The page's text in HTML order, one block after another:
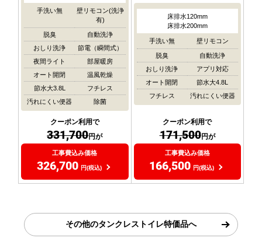
手洗い無
壁リモコン(洗浄
有)
脱臭
自動洗浄
おしり洗浄
節電（瞬間式）
夜間ライト
部屋暖房
オート開閉
温風乾燥
節水大3.8L
フチレス
汚れにくい便器
除菌
クーポン利用で
331,700円が
工事費込み価格
326,700 円(税込)
床排水120mm
床排水200mm
手洗い無 壁リモコン
脱臭
自動洗浄
おしり洗浄
アプリ対応
オート開閉
節水大4.8L
フチレス
汚れにくい便器
クーポン利用で
171,500円が
工事費込み価格
166,500 円(税込)
その他のタンクレストイレ特価品へ